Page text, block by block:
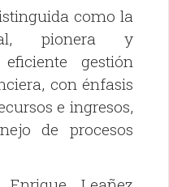
como la
pionera y
gestión
con énfasis
e ingresos,
de procesos